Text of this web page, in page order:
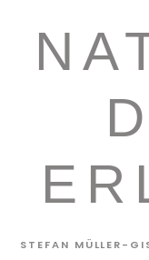
content
STEFAN MÜLLER-